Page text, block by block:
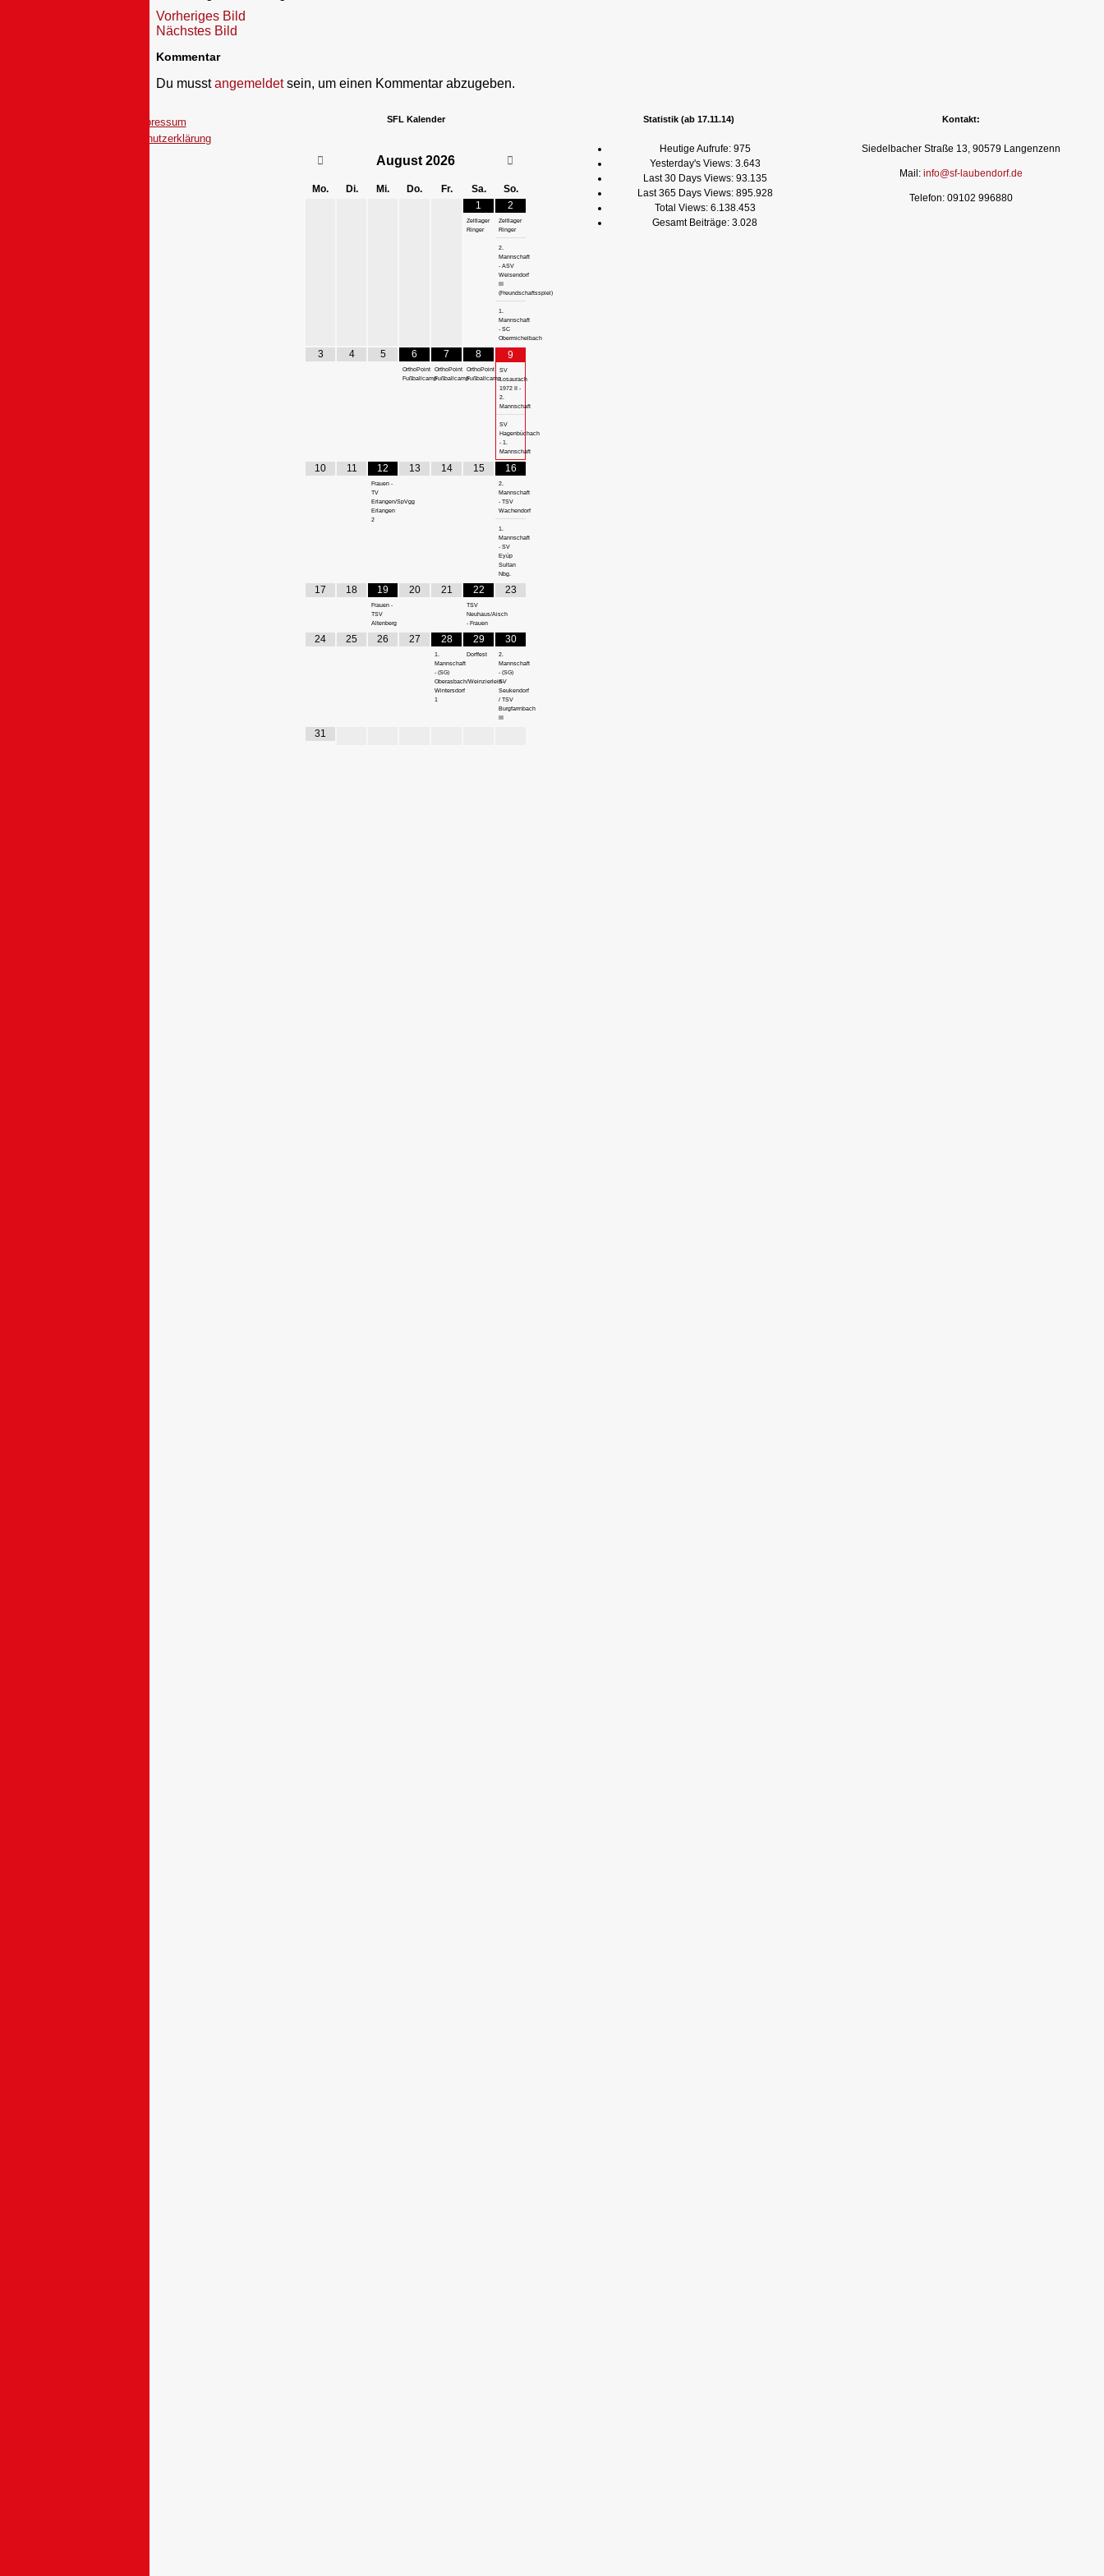
Vorheriges Bild
Nächstes Bild
Kommentar
Du musstangemeldetsein, um einen Kommentar abzugeben.
Impressum
Datenschutzerklärung
SFL Kalender
August 2026
Mo. Di. Mi. Do. Fr. Sa.
So.
1
Zeltlager
Ringer
2
Zeltlager
Ringer
2.
Mannschaft
- ASV
Weisendorf
(Freundschaftsspiel)
1.
Mannschaft
- SC
Obermichelbach
3 4 5 6
OrthoPoint
Fußballcamp
7
OrthoPoint
Fußballcamp
8
OrthoPoint
Fußballcamp
9
SV
Losaurach
1972 II -
2.
Mannschaft
SV
Hagenbüchach
- 1.
Mannschaft
10 11 12
Frauen -
TV
Erlangen/SpVgg
Erlangen
2
13 14 15 16
2.
Mannschaft
- TSV
Wachendorf
1.
Mannschaft
- SV
Eyüp
Sultan
Nbg.
17 18 19
Frauen -
TSV
Altenberg
20 21 22
TSV
Neuhaus/Aisch
- Frauen
23
24 25 26 27 28
1.
Mannschaft
- (SG)
Oberasbach/Weinzierlein-
Wintersdorf
1
29
Dorffest
30
2.
Mannschaft
- (SG)
SV
Seukendorf
/ TSV
Burgfarrnbach
31
Statistik (ab 17.11.14)
Heutige Aufrufe: 975
Yesterday's Views: 3.643
Last 30 Days Views: 93.135
Last 365 Days Views: 895.928
Total Views: 6.138.453
Gesamt Beiträge: 3.028
Kontakt:
Siedelbacher Straße 13, 90579 Langenzenn
Mail: info@sf-laubendorf.de
Telefon: 09102 996880